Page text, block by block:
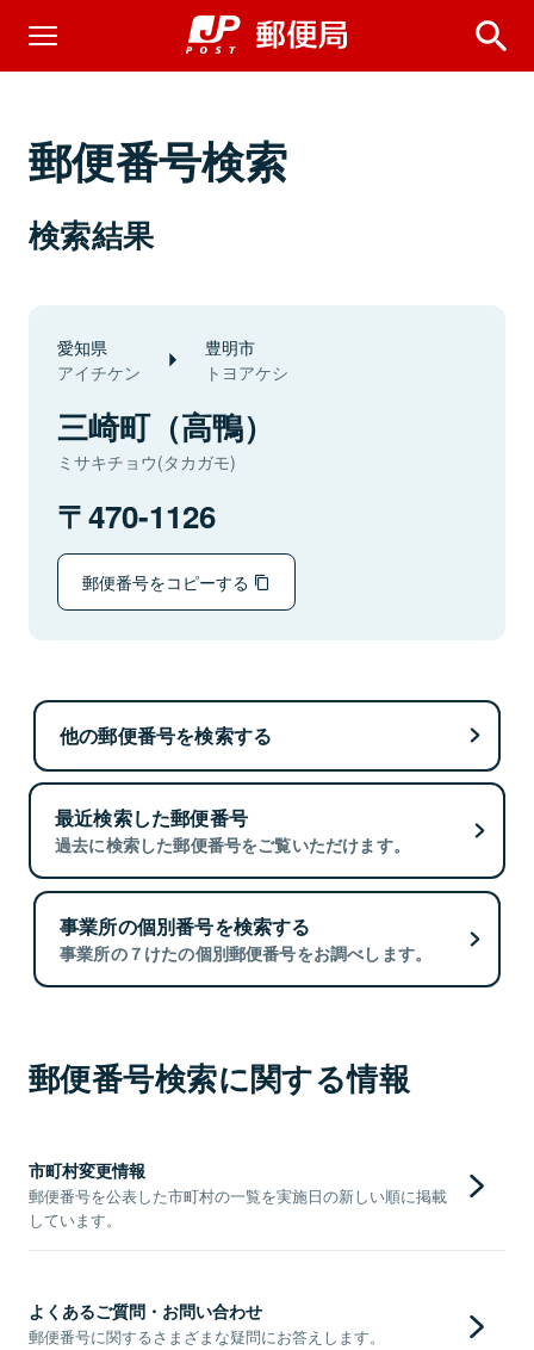
郵便番号検索
検索結果
愛知県
アイチケン
豊明市
トヨアケシ
三崎町（高鴨）
ミサキチョウ(タカガモ)
470-1126
郵便番号をコピーする
他の郵便番号を検索する
最近検索した郵便番号
過去に検索した郵便番号をご覧いただけます。
事業所の個別番号を検索する
事業所の７けたの個別郵便番号をお調べします。
郵便番号検索に関する情報
市町村変更情報
郵便番号を公表した市町村の一覧を実施日の新しい順に掲載
しています。
よくあるご質問・お問い合わせ
郵便番号に関するさまざまな疑問にお答えします。